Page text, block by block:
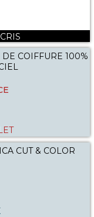
COIFFURE 100%
CUT & COLOR